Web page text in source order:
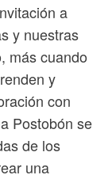
a
y nuestras
más cuando
y
con
Postobón se
de los
una